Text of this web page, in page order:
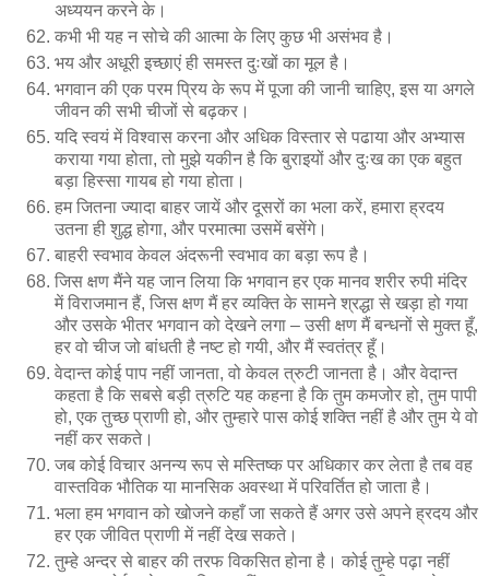
अध्ययन करने के।
कभी भी यह न सोचे की आत्मा के लिए कुछ भी असंभव है।
भय और अधूरी इच्छाएं ही समस्त दुःखों का मूल है।
भगवान की एक परम प्रिय के रूप में पूजा की जानी चाहिए, इस या अगले
जीवन की सभी चीजों से बढ़कर।
यदि स्वयं में विश्वास करना और अधिक विस्तार से पढाया और अभ्यास
कराया गया होता, तो मुझे यकीन है कि बुराइयों और दुःख का एक बहुत
बड़ा हिस्सा गायब हो गया होता।
हम जितना ज्यादा बाहर जायें और दूसरों का भला करें, हमारा ह्रदय
उतना ही शुद्ध होगा, और परमात्मा उसमें बसेंगे।
बाहरी स्वभाव केवल अंदरूनी स्वभाव का बड़ा रूप है।
जिस क्षण मैंने यह जान लिया कि भगवान हर एक मानव शरीर रुपी मंदिर
में विराजमान हैं, जिस क्षण मैं हर व्यक्ति के सामने श्रद्धा से खड़ा हो गया
और उसके भीतर भगवान को देखने लगा – उसी क्षण मैं बन्धनों से मुक्त हूँ,
हर वो चीज जो बांधती है नष्ट हो गयी, और मैं स्वतंत्र हूँ।
वेदान्त कोई पाप नहीं जानता, वो केवल त्रुटी जानता है। और वेदान्त
कहता है कि सबसे बड़ी त्रुटि यह कहना है कि तुम कमजोर हो, तुम पापी
हो, एक तुच्छ प्राणी हो, और तुम्हारे पास कोई शक्ति नहीं है और तुम ये वो
नहीं कर सकते।
जब कोई विचार अनन्य रूप से मस्तिष्क पर अधिकार कर लेता है तब वह
वास्तविक भौतिक या मानसिक अवस्था में परिवर्तित हो जाता है।
भला हम भगवान को खोजने कहाँ जा सकते हैं अगर उसे अपने ह्रदय और
हर एक जीवित प्राणी में नहीं देख सकते।
तुम्हे अन्दर से बाहर की तरफ विकसित होना है। कोई तुम्हे पढ़ा नहीं